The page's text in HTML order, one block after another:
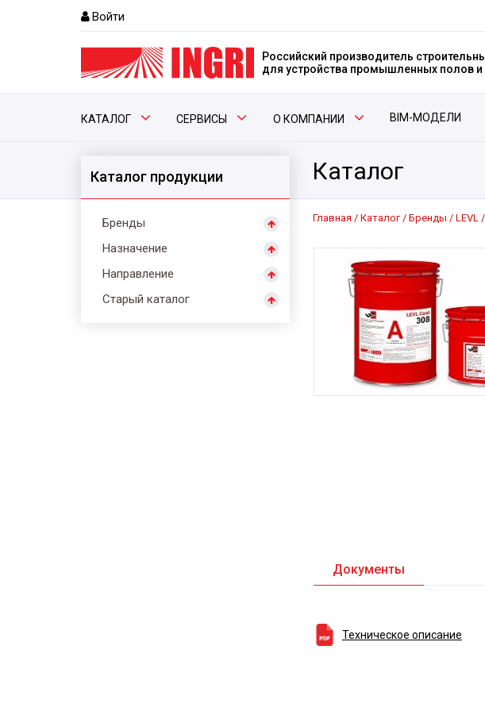
Войти
Российский производитель
для устройства промышленных полов и
КАТАЛОГ СЕРВИСЫ О КОМПАНИИ BIM-МОДЕЛИ
Каталог
Каталог продукции
Бренды
Назначение
Направление
Старый каталог
Главная Каталог Бренды LEVL
Документы
Техническое описание